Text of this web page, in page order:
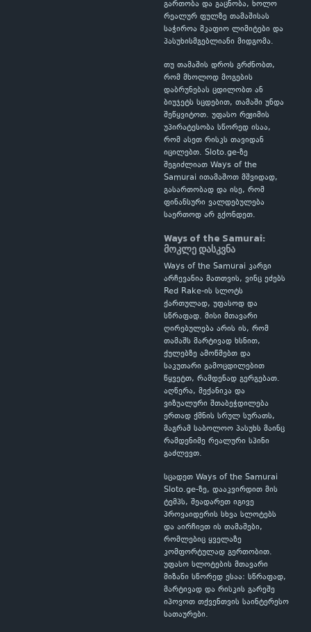
გართობა და გაცნობა, ხოლო
რეალურ ფულზე თამაშისას
საჭიროა მკაფიო ლიმიტები და
პასუხისმგებლიანი მიდგომა.
თუ თამაშის დროს გრძნობთ,
რომ მხოლოდ მოგების
დაბრუნებას ცდილობთ ან
ბიუჯეტს სცდებით, თამაში უნდა
შეწყვიტოთ. უფასო რეჟიმის
უპირატესობა სწორედ ისაა,
რომ ასეთ რისკს თავიდან
იცილებთ. Sloto.ge-ზე
შეგიძლიათ Ways of the
Samurai ითამაშოთ მშვიდად,
გასართობად და ისე, რომ
ფინანსური ვალდებულება
საერთოდ არ გქონდეთ.
Ways of the Samurai:
მოკლე დასკვნა
Ways of the Samurai კარგი
არჩევანია მათთვის, ვინც ეძებს
Red Rake-ის სლოტს
ქართულად, უფასოდ და
სწრაფად. მისი მთავარი
ღირებულება არის ის, რომ
თამაშს მარტივად ხსნით,
ქულებზე ამოწმებთ და
საკუთარი გამოცდილებით
წყვეტთ, რამდენად გერგებათ.
აღწერა, მექანიკა და
ვიზუალური შთაბეჭდილება
ერთად ქმნის სრულ სურათს,
მაგრამ საბოლოო პასუხს მაინც
რამდენიმე რეალური სპინი
გაძლევთ.
სცადეთ Ways of the Samurai
Sloto.ge-ზე, დააკვირდით მის
ტემპს, შეადარეთ იგივე
პროვაიდერის სხვა სლოტებს
და აირჩიეთ ის თამაშები,
რომლებიც ყველაზე
კომფორტულად გერთობით.
უფასო სლოტების მთავარი
მიზანი სწორედ ესაა: სწრაფად,
მარტივად და რისკის გარეშე
იპოვოთ თქვენთვის საინტერესო
სათაურები.